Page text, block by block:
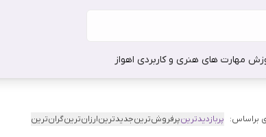
مهارت های هنری و کاربردی اهواز
براساس: پربازدیدترینپرفروش‌ترینجدیدترینارزان‌ترینگران‌ترین